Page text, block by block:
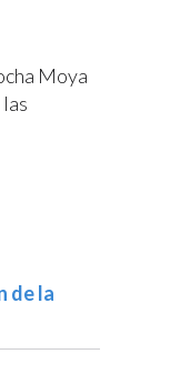
Moya
de la